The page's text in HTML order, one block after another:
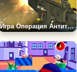
Игра Операция Антитеррор